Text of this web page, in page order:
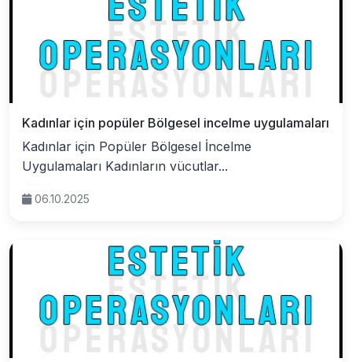
Kadınlar için popüler Bölgesel incelme uygulamaları
Kadınlar için Popüler Bölgesel İncelme
Uygulamaları Kadınların vücutlar...
06.10.2025